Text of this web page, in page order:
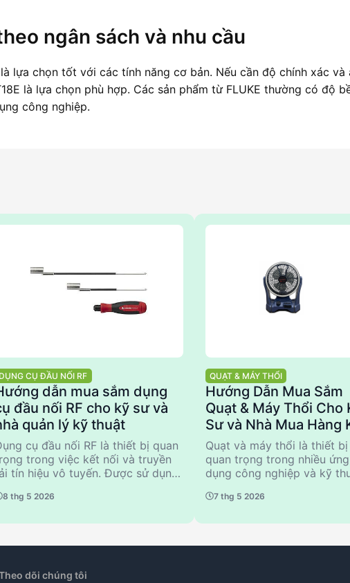
ngân sách và nhu cầu
lựa chọn tốt với các tính năng cơ bản. Nếu cần độ chính xác và
là lựa chọn phù hợp. Các sản phẩm từ FLUKE thường có độ
công nghiệp.
DỤNG CỤ ĐẦU NỐI RF
dẫn mua sắm dụng
đầu nối RF cho kỹ sư và
quản lý kỹ thuật
cụ đầu nối RF là thiết bị quan
trong việc kết nối và truyền
tín hiệu vô tuyến. Được sử dụng
và viễn thông, việc lựa chọn
suất mà còn tiết kiệm chi phí.
xét, các sai lầm phổ biến khi
8 thg 5 2026
QUẠT & MÁY THỔI
Hướng Dẫn Mua Sắm
Quạt & Máy Thổi Cho
Sư và Nhà Mua Hàng
Thuật
Quạt và máy thổi là thiết bị
quan trọng trong nhiều ứng
dụng công nghiệp và kỹ
phụ thuộc vào nhiều yếu tố
loại động cơ. Bài viết này
7 thg 5 2026
dõi chúng tôi